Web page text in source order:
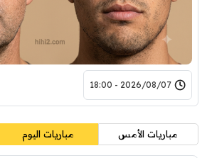
2026/08/07 - 18:00
مباريات الأمس مباريات اليوم